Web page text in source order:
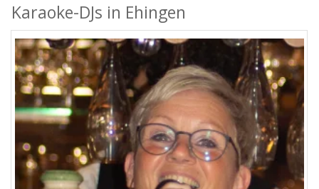
Karaoke-DJs in Ehingen